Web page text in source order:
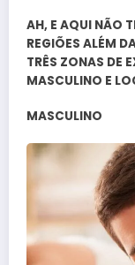
AH, E AQUI NÃO
REGIÕES ALÉM
TRÊS ZONAS DE
MASCULINO E
MASCULINO